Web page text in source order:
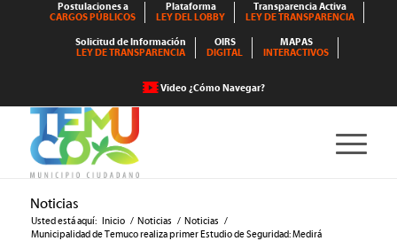
Postulaciones a
CARGOS PÚBLICOS
Plataforma
LEY DEL LOBBY
Transparencia Activa
LEY DE TRANSPARENCIA
Solicitud de Información
LEY DE TRANSPARENCIA
OIRS
DIGITAL
MAPAS
INTERACTIVOS
Video ¿Cómo Navegar?
Noticias
Usted está aquí: Inicio / Noticias / Noticias /
Municipalidad de Temuco realiza primer Estudio de Seguridad: Medirá